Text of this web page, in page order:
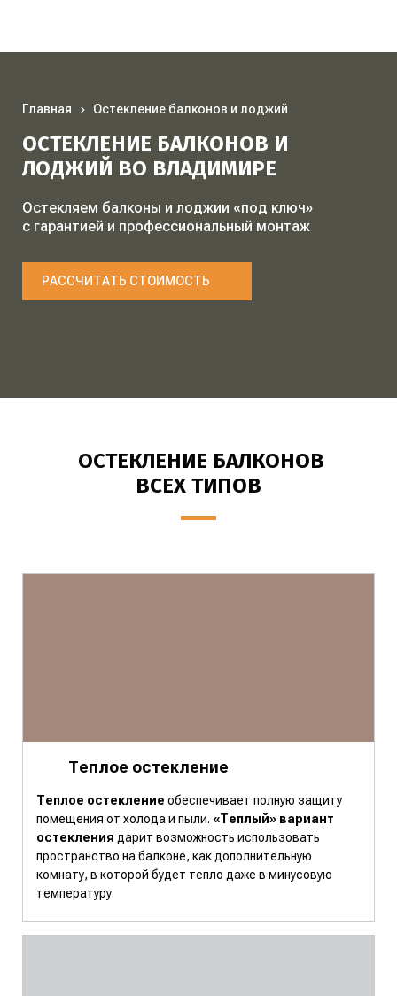
Главная Остекление балконов и лоджий
ОСТЕКЛЕНИЕ БАЛКОНОВ И
ЛОДЖИЙ ВО ВЛАДИМИРЕ
Остекляем балконы и лоджии «под ключ»
с гарантией и профессиональный монтаж
РАССЧИТАТЬ СТОИМОСТЬ
ОСТЕКЛЕНИЕ БАЛКОНОВ
ВСЕХ ТИПОВ
Теплое остекление
Теплое остекление обеспечивает полную защиту
помещения от холода и пыли. «Теплый» вариант
остекления дарит возможность использовать
пространство на балконе, как дополнительную
комнату, в которой будет тепло даже в минусовую
температуру.